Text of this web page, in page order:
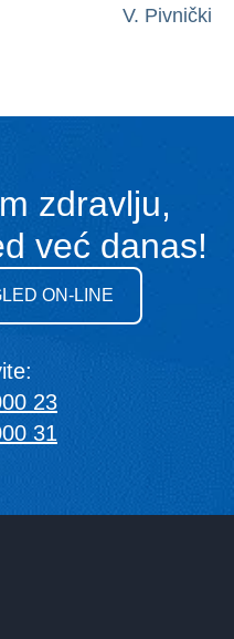
V. Pivnički
zdravlju,
već danas!
ON-LINE
23
31